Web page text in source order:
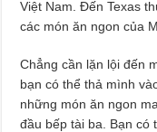
Dịch Vụ Sửa Chữa Ô Tô
Việt Nam. Đến Texas
các món ăn ngon của
Chẳng cần lặn lội đến
bạn có thể thả mình
những món ăn ngon
đầu bếp tài ba. Bạn có